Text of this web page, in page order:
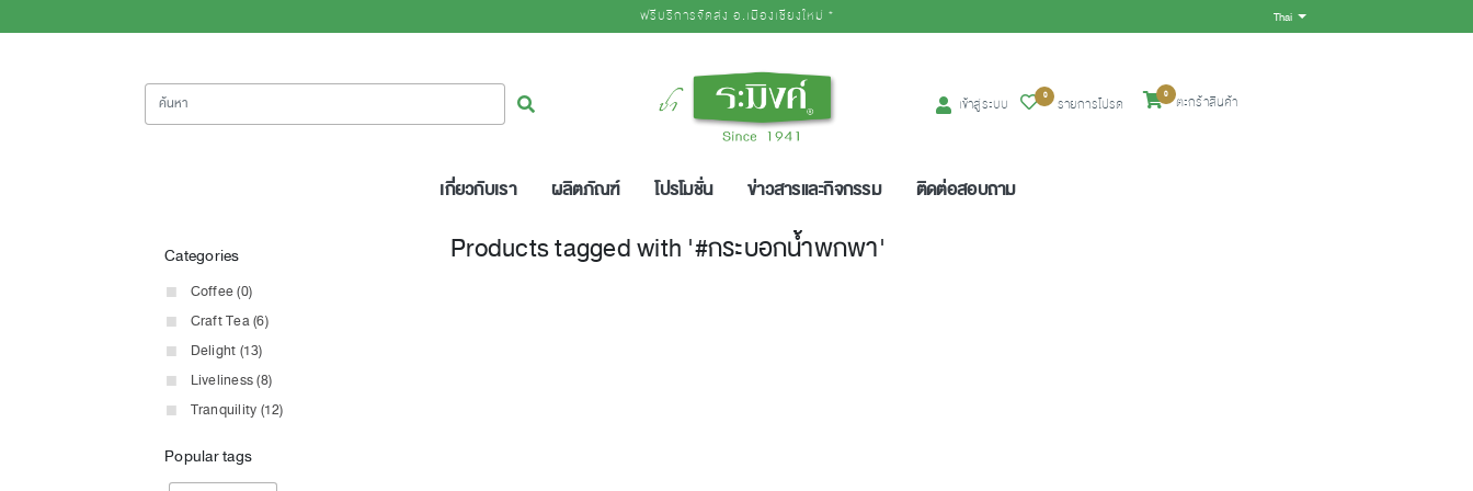
ฟรีบริการจัดส่ง อ.เมืองเชียงใหม่ * Thai
Toggle Dropdown
ค้นหา ค้นหา เข้าสู่ระบบ รายการโปรด
0 ตะกร้าสินค้า
0
เกี่ยวกับเรา ผลิตภัณฑ์ โปรโมชั่น ข่าวสารและกิจกรรม ติดต่อสอบถาม
Categories
Coffee (0)
Craft Tea (6)
Delight (13)
Liveliness (8)
Tranquility (12)
Popular tags
Products tagged with '#กระบอกน้ำพกพา'